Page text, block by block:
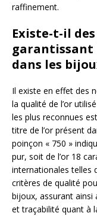
raffinement.
Existe-t-il
garantissant
dans les
Il existe en effet des
la qualité de l’or
les plus reconnues
titre de l’or présent
poinçon « 750 »
pur, soit de l’or 18
internationales telles
critères de qualité
bijoux, assurant ainsi
et traçabilité quant à